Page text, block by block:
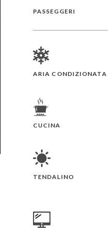
PASSEGGERI
ARIA CONDIZIONATA
CUCINA
TENDALINO